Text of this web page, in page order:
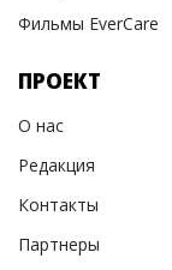
Фильмы EverCare
ПРОЕКТ
О нас
Редакция
Контакты
Партнеры